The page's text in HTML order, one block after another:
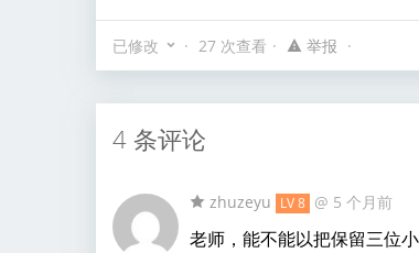
已修改 27 次查看 举报
4 条评论
zhuzeyu LV 8 @ 5 个月前
老师，能不能以把保留三位